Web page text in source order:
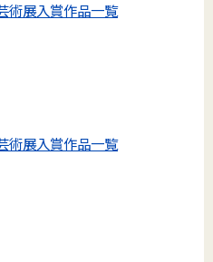
術展入賞作品一覧
術展入賞作品一覧